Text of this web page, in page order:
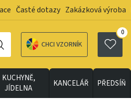
Časté dotazy Zakázková výroba
CHCI VZORNÍK
0
KUCHYNĚ,
JÍDELNA
KANCELÁŘ PŘEDSÍŇ